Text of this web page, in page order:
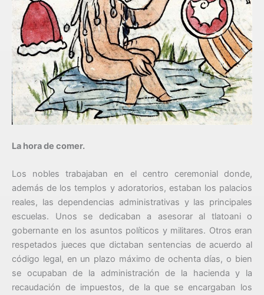
La hora de comer.
Los nobles trabajaban en el centro ceremonial donde,
además de los templos y adoratorios, estaban los palacios
reales, las dependencias administrativas y las principales
escuelas. Unos se dedicaban a asesorar al tlatoani o
gobernante en los asuntos políticos y militares. Otros eran
respetados jueces que dictaban sentencias de acuerdo al
código legal, en un plazo máximo de ochenta días, o bien
se ocupaban de la administración de la hacienda y la
recaudación de impuestos, de la que se encargaban los